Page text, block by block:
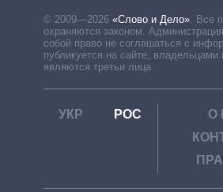
© 2009—2026 «Слово и Дело». Все
охраняются законом.
собой право не соглашаться с
публикуется на сайте, владельцами
являются третьи лица.
УКР РОС
О